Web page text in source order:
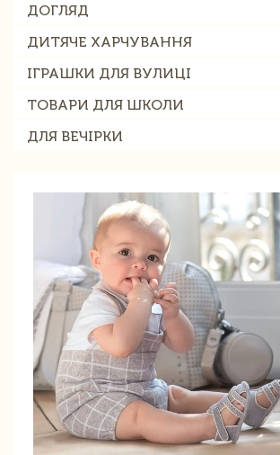
ДОГЛЯД
ДИТЯЧЕ ХАРЧУВАННЯ
ІГРАШКИ ДЛЯ ВУЛИЦІ
ТОВАРИ ДЛЯ ШКОЛИ
ДЛЯ ВЕЧІРКИ